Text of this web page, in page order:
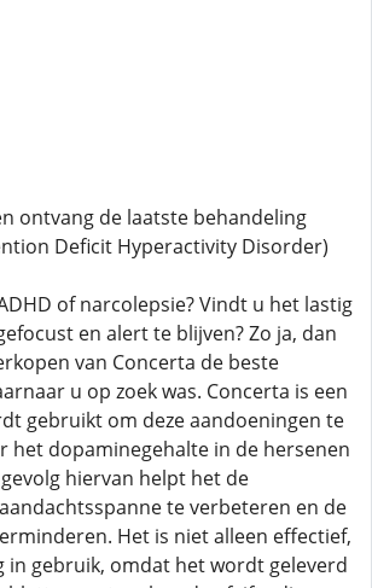
ontvang de laatste behandeling
Deficit Hyperactivity Disorder)
of narcolepsie? Vindt u het lastig
en alert te blijven? Zo ja, dan
van Concerta de beste
u op zoek was. Concerta is een
gebruikt om deze aandoeningen te
het dopaminegehalte in de hersenen
hiervan helpt het de
te verbeteren en de
Het is niet alleen effectief,
in gebruik, omdat het wordt geleverd